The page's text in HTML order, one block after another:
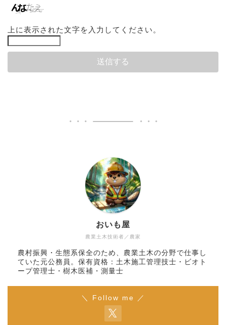
上に表示された文字を入力してください。
農業土木技術者／農家
おいも屋
農村振興・生態系保全のため、農業土木の分野で仕事し
ていた元公務員。保有資格：土木施工管理技士・ビオト
ープ管理士・樹木医補・測量士
＼ Follow me ／